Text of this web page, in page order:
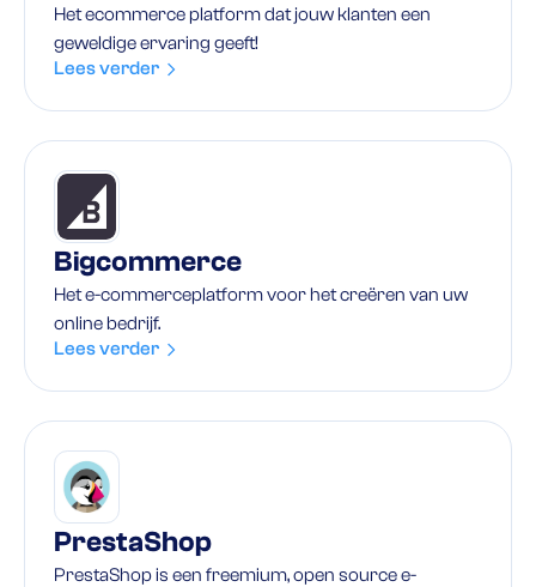
Het ecommerce platform dat jouw klanten een
geweldige ervaring geeft!
Lees verder
Bigcommerce
Het e-commerceplatform voor het creëren van uw
online bedrijf.
Lees verder
PrestaShop
PrestaShop is een freemium, open source e-